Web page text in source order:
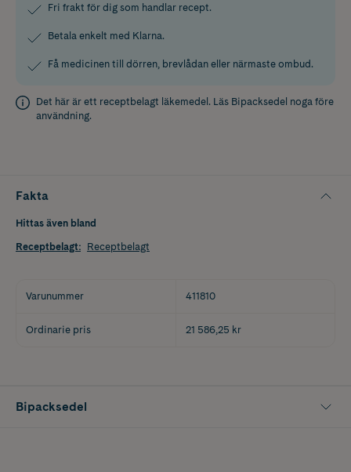
Fri frakt för dig som handlar recept.
Betala enkelt med Klarna.
Få medicinen till dörren, brevlådan eller närmaste ombud.
Det här är ett receptbelagt läkemedel. Läs Bipacksedel noga före
användning.
Fakta
Hittas även bland
Receptbelagt: Receptbelagt
Varunummer 411810
Ordinarie pris 21 586,25 kr
Bipacksedel